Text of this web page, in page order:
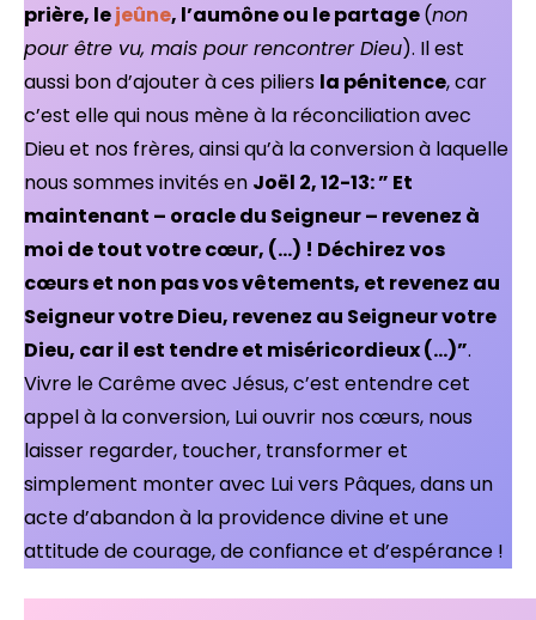
prière, lejeûne, l’aumône ou le partage(non
pour être vu, mais pour rencontrer Dieu). Il est
aussi bon d’ajouter à ces piliers la pénitence, car
c’est elle qui nous mène à la réconciliation avec
Dieu et nos frères, ainsi qu’à la conversion à laquelle
nous sommes invités en Joël 2, 12-13: ” Et
maintenant – oracle du Seigneur – revenez à
moi de tout votre cœur, (…) ! Déchirez vos
cœurs et non pas vos vêtements, et revenez au
Seigneur votre Dieu, revenez au Seigneur votre
Dieu, car il est tendre et miséricordieux (…)”.
Vivre le Carême avec Jésus, c’est entendre cet
appel à la conversion, Lui ouvrir nos cœurs, nous
laisser regarder, toucher, transformer et
simplement monter avec Lui vers Pâques, dans un
acte d’abandon à la providence divine et une
attitude de courage, de confiance et d’espérance !